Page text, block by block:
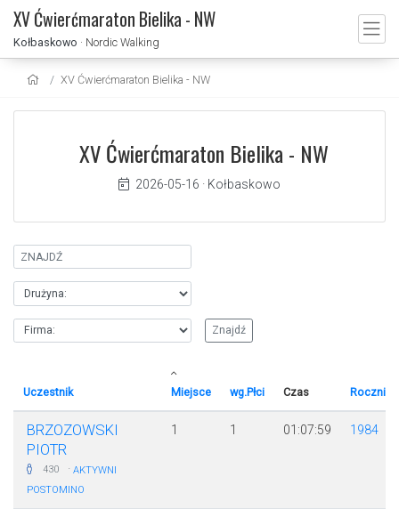
XV Ćwierćmaraton Bielika - NW
Kołbaskowo · Nordic Walking
XV Ćwierćmaraton Bielika - NW
XV Ćwierćmaraton Bielika - NW
2026-05-16 · Kołbaskowo
Uczestnik Miejsce wg.Płci Czas Rocznik
BRZOZOWSKI
PIOTR
430 · AKTYWNI
POSTOMINO
1 1 01:07:59 1984